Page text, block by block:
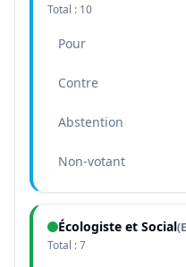
Total : 10
Pour
Contre
Abstention
Non-votant
Écologiste et Social(
Total :7